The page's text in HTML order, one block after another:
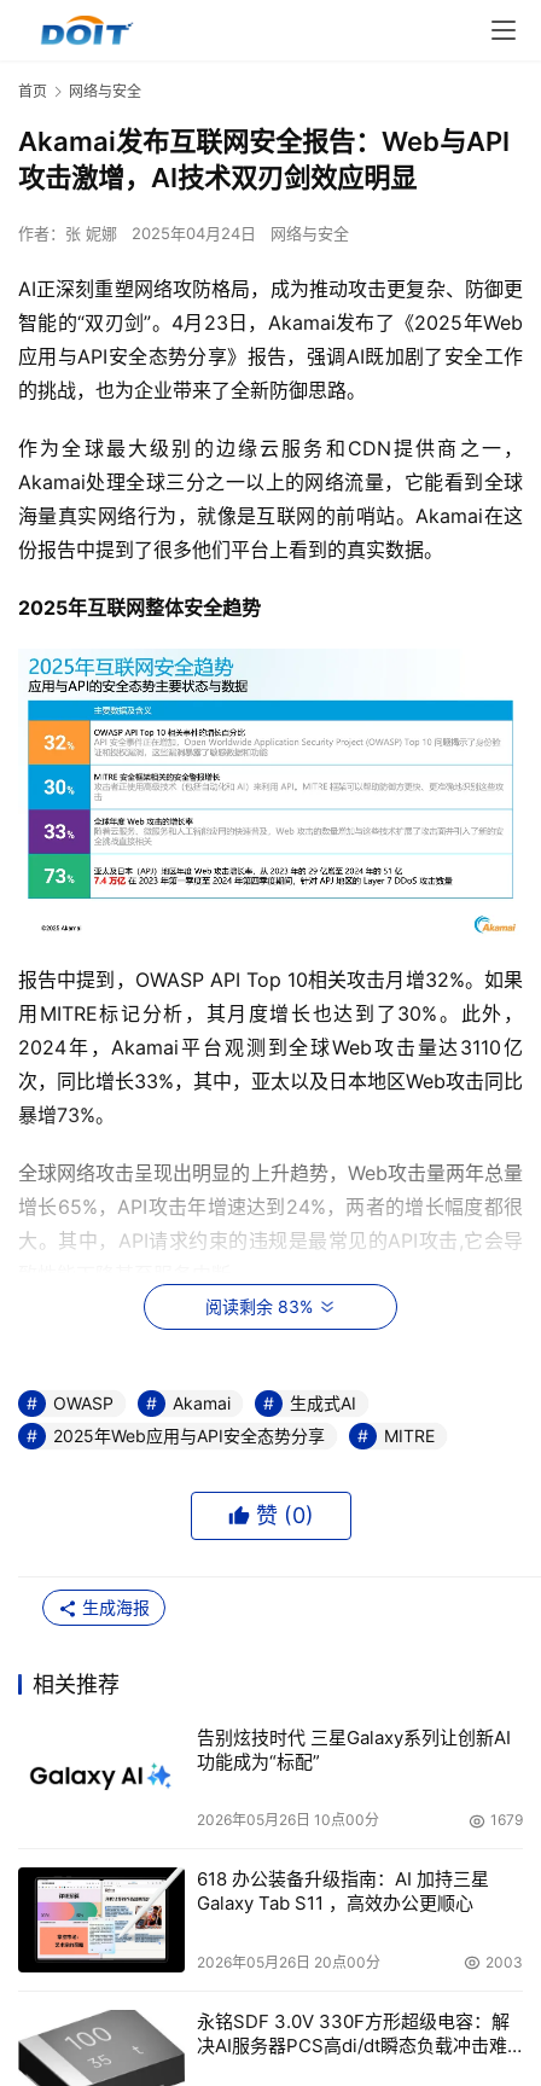
首页 网络与安全
Akamai发布互联网安全报告：Web与API
攻击激增，AI技术双刃剑效应明显
作者： 张 妮娜 2025年04月24日 网络与安全
AI正深刻重塑网络攻防格局，成为推动攻击更复杂、防御更
智能的“双刃剑”。4月23日，Akamai发布了《2025年Web
应用与API安全态势分享》报告，强调AI既加剧了安全工作
的挑战，也为企业带来了全新防御思路。
作为全球最大级别的边缘云服务和CDN提供商之一，
Akamai处理全球三分之一以上的网络流量，它能看到全球
海量真实网络行为，就像是互联网的前哨站。Akamai在这
份报告中提到了很多他们平台上看到的真实数据。
2025年互联网整体安全趋势
报告中提到，OWASP API Top 10相关攻击月增32%。如果
用MITRE标记分析，其月度增长也达到了30%。此外，
2024年，Akamai平台观测到全球Web攻击量达3110亿
次，同比增长33%，其中，亚太以及日本地区Web攻击同比
暴增73%。
全球网络攻击呈现出明显的上升趋势，Web攻击量两年总量
增长65%，API攻击年增速达到24%，两者的增长幅度都很
大。其中，API请求约束的违规是最常见的API攻击,它会导
2024年增长了63%。它在一段连续的时间里持续对目标发
的模式进行快速的拦截，这也是目前广泛使用的一种有效应
对方式。
阅读剩余 83%
OWASP Akamai
生成式AI
2025年Web应用与API安全态势分享
MITRE
赞 (0)
生成海报
相关推荐
告别炫技时代 三星Galaxy系列让创新AI
功能成为“标配”
2026年05月26日 10点00分 1679
618 办公装备升级指南：AI 加持三星
Galaxy Tab S11 ，高效办公更顺心
2026年05月26日 20点00分 2003
永铭SDF 3.0V 330F方形超级电容：解
决AI服务器PCS高di/dt瞬态负载冲击难